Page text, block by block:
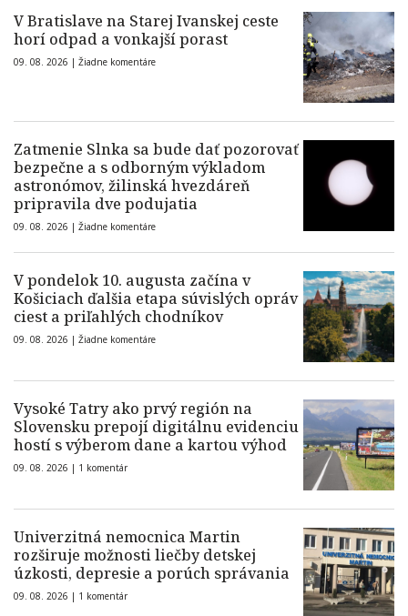
V Bratislave na Starej Ivanskej ceste
horí odpad a vonkajší porast
09. 08. 2026 | Žiadne komentáre
Zatmenie Slnka sa bude dať pozorovať
bezpečne a s odborným výkladom
astronómov, žilinská hvezdáreň
pripravila dve podujatia
09. 08. 2026 | Žiadne komentáre
V pondelok 10. augusta začína v
Košiciach ďalšia etapa súvislých opráv
ciest a priľahlých chodníkov
09. 08. 2026 | Žiadne komentáre
Vysoké Tatry ako prvý región na
Slovensku prepojí digitálnu evidenciu
hostí s výberom dane a kartou výhod
09. 08. 2026 | 1 komentár
Univerzitná nemocnica Martin
rozširuje možnosti liečby detskej
úzkosti, depresie a porúch správania
09. 08. 2026 | 1 komentár